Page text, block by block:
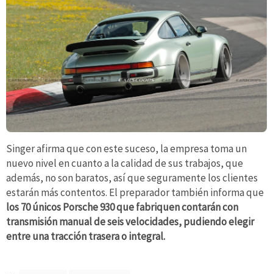
Singer afirma que con este suceso, la empresa toma un
nuevo nivel en cuanto a la calidad de sus trabajos, que
además, no son baratos, así que seguramente los clientes
estarán más contentos. El preparador también informa que
los 70 únicos Porsche 930 que fabriquen contarán con
transmisión manual de seis velocidades, pudiendo elegir
entre una tracción trasera o integral.